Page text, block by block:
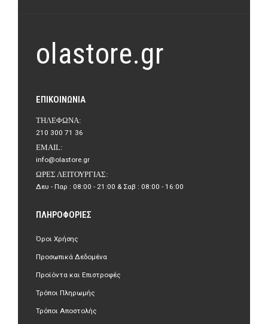
olastore.gr
ΕΠΙΚΟΙΝΩΝΊΑ
ΤΗΛΈΦΩΝΑ:
210 300 71 36
EMAIL:
info@olastore.gr
ΏΡΕΣ ΛΕΙΤΟΥΡΓΊΑΣ:
Δευ - Παρ : 08:00 - 21:00 & Σαβ : 08:00 - 16:00
ΠΛΗΡΟΦΟΡΊΕΣ
Όροι Χρήσης
Προσωπικά Δεδομένα
Προϊόντα και Επιστροφές
Τρόποι Πληρωμής
Τρόποι Αποστολής